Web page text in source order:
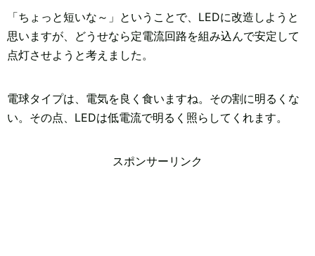
「ちょっと短いな～」ということで、LEDに改造しようと
思いますが、どうせなら定電流回路を組み込んで安定して
点灯させようと考えました。
電球タイプは、電気を良く食いますね。その割に明るくな
い。その点、LEDは低電流で明るく照らしてくれます。
スポンサーリンク